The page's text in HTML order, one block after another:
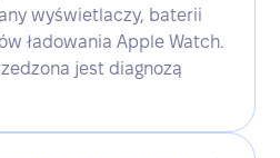
wyświetlaczy, baterii
ładowania Apple Watch.
jest diagnozą